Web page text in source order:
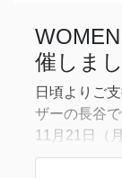
村敏『時間
てから
催しま
日頃よりご
ザーの長谷で
11月21日（
WOMEN: